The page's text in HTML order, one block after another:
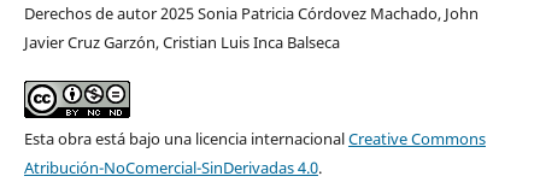
Derechos de autor 2025 Sonia Patricia Córdovez Machado, John
Javier Cruz Garzón, Cristian Luis Inca Balseca
Esta obra está bajo una licencia internacionalCreative Commons
Atribución-NoComercial-SinDerivadas 4.0.